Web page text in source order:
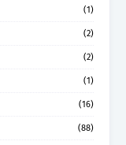
(1)
(2)
(2)
(1)
(16)
(88)